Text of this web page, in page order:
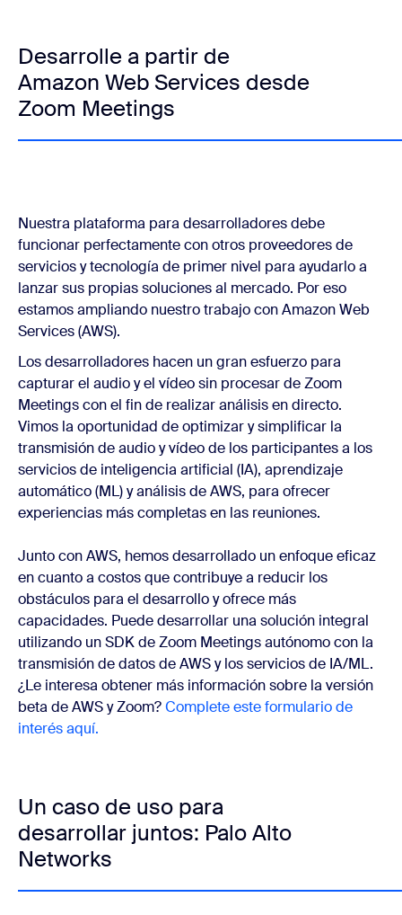
Desarrolle a partir de
Amazon Web Services desde
Zoom Meetings
Nuestra plataforma para desarrolladores debe
funcionar perfectamente con otros proveedores de
servicios y tecnología de primer nivel para ayudarlo a
lanzar sus propias soluciones al mercado. Por eso
estamos ampliando nuestro trabajo con Amazon Web
Services (AWS).
Los desarrolladores hacen un gran esfuerzo para
capturar el audio y el vídeo sin procesar de Zoom
Meetings con el fin de realizar análisis en directo.
Vimos la oportunidad de optimizar y simplificar la
transmisión de audio y vídeo de los participantes a los
servicios de inteligencia artificial (IA), aprendizaje
automático (ML) y análisis de AWS, para ofrecer
experiencias más completas en las reuniones.
Junto con AWS, hemos desarrollado un enfoque eficaz
en cuanto a costos que contribuye a reducir los
obstáculos para el desarrollo y ofrece más
capacidades. Puede desarrollar una solución integral
utilizando un SDK de Zoom Meetings autónomo con la
transmisión de datos de AWS y los servicios de IA/ML.
¿Le interesa obtener más información sobre la versión
beta de AWS y Zoom?Complete este formulario de
interés aquí.
Un caso de uso para
desarrollar juntos: Palo Alto
Networks